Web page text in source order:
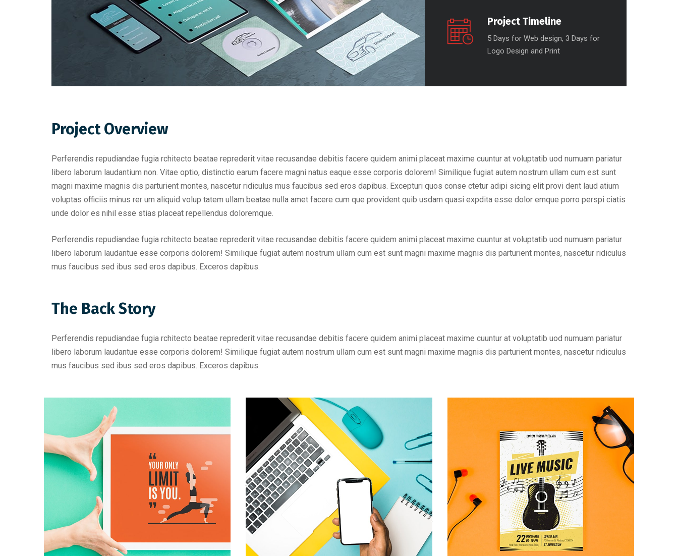
Project Timeline
5 Days for Web design, 3 Days for
Logo Design and Print
Project Overview
Perferendis repudiandae fugia rchitecto beatae reprederit vitae recusandae debitis facere quidem animi placeat maxime cuuntur at voluptatib uod numuam pariatur
libero laborum laudantium non. Vitae optio, distinctio earum facere magni natus eaque esse corporis dolorem! Similique fugiat autem nostrum ullam cum est sunt
magni maxime magnis dis parturient montes, nascetur ridiculus mus faucibus sed eros dapibus. Excepturi quos conse ctetur adipi sicing elit provi dent laud atium
voluptas officiis minus rer um aliquid volup tatem ullam beatae nulla amet facere cum que provident quib usdam quasi expdita esse dolor emque porro perspi ciatis
unde dolor es nihil esse stias placeat repellendus doloremque.
Perferendis repudiandae fugia rchitecto beatae reprederit vitae recusandae debitis facere quidem animi placeat maxime cuuntur at voluptatib uod numuam pariatur
libero laborum laudantue esse corporis dolorem! Similique fugiat autem nostrum ullam cum est sunt magni maxime magnis dis parturient montes, nascetur ridiculus
mus faucibus sed ibus sed eros dapibus. Exceros dapibus.
The Back Story
Perferendis repudiandae fugia rchitecto beatae reprederit vitae recusandae debitis facere quidem animi placeat maxime cuuntur at voluptatib uod numuam pariatur
libero laborum laudantue esse corporis dolorem! Similique fugiat autem nostrum ullam cum est sunt magni maxime magnis dis parturient montes, nascetur ridiculus
mus faucibus sed ibus sed eros dapibus. Exceros dapibus.